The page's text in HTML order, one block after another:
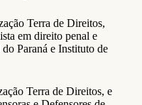
Terra de Direitos,
em direito penal e
Paraná e Instituto de
Terra de Direitos, e